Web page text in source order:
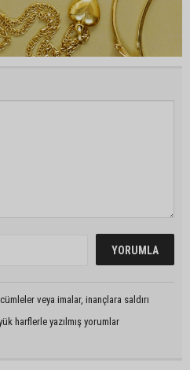
veya imalar, inançlara saldırı
harflerle yazılmış yorumlar